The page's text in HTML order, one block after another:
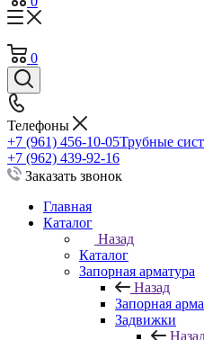
0
Телефоны
+7 (961) 456-10-05Трубные
+7 (962) 439-92-16
Заказать звонок
Главная
Каталог
Назад
Каталог
Запорная арматура
Назад
Запорная
Задвижки